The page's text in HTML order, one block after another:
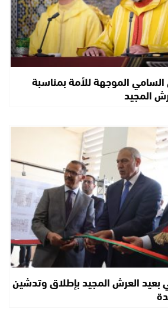
الموجهة للأمة بمناسبة
بعيد العرش المجيد بإطلاق وتدشين